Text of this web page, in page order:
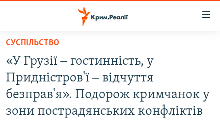
Перейти
основного
матеріалу
Перейти
до
основної
ВОДА.КРИМ
ВІДЕО ТА ФОТО
СУСПІЛЬСТВО
«У Грузії ‒ гостинність, у
Придністров'ї ‒ відчуття
безправ'я». Подорож кримчанок у
зони пострадянських конфліктів